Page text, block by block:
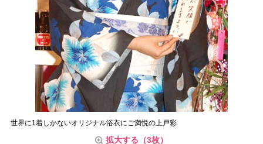
世界に1着しかないオリジナル浴衣にご満悦の上戸彩
拡大する（3枚）